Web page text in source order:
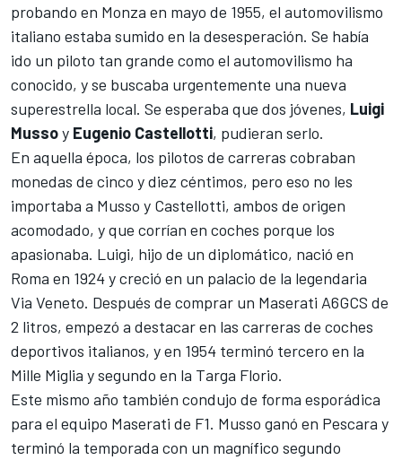
probando en Monza en mayo de 1955, el automovilismo
italiano estaba sumido en la desesperación. Se había
ido un piloto tan grande como el automovilismo ha
conocido, y se buscaba urgentemente una nueva
superestrella local. Se esperaba que dos jóvenes, Luigi
Mussoy Eugenio Castellotti, pudieran serlo.
En aquella época, los pilotos de carreras cobraban
monedas de cinco y diez céntimos, pero eso no les
importaba a Musso y Castellotti, ambos de origen
acomodado, y que corrían en coches porque los
apasionaba. Luigi, hijo de un diplomático, nació en
Roma en 1924 y creció en un palacio de la legendaria
Via Veneto. Después de comprar un Maserati A6GCS de
2 litros, empezó a destacar en las carreras de coches
deportivos italianos, y en 1954 terminó tercero en la
Mille Miglia y segundo en la Targa Florio.
Este mismo año también condujo de forma esporádica
para el equipo Maserati de F1. Musso ganó en Pescara y
terminó la temporada con un magnífico segundo